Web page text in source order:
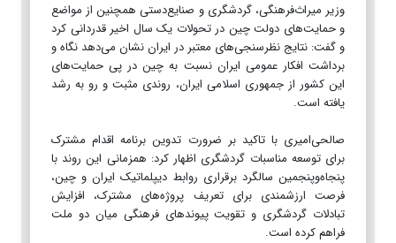
وزیر میراث‌فرهنگی، گردشگری و صنایع‌دستی همچنین از مواضع
و حمایت‌های دولت چین در تحولات یک سال اخیر قدردانی کرد
و گفت: نتایج نظرسنجی‌های معتبر در ایران نشان می‌دهد نگاه و
برداشت افکار عمومی ایران نسبت به چین در پی حمایت‌های
این کشور از جمهوری اسلامی ایران، روندی مثبت و رو به رشد
یافته است.
صالحی‌امیری با تاکید بر ضرورت تدوین برنامه اقدام مشترک
برای توسعه مناسبات گردشگری اظهار کرد: همزمانی این روند با
پنجاه‌وپنجمین سالگرد برقراری روابط دیپلماتیک ایران و چین،
فرصت ارزشمندی برای تعریف پروژه‌های مشترک، افزایش
تبادلات گردشگری و تقویت پیوندهای فرهنگی میان دو ملت
فراهم کرده است.